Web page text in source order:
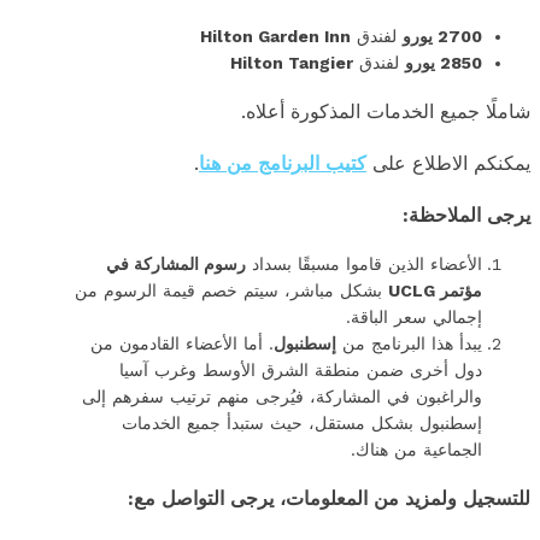
2700 يورو لفندق Hilton Garden Inn
2850 يورو
لفندق Hilton Tangier
شاملًا جميع الخدمات المذكورة أعلاه.
يمكنكم الاطلاع علىكتيب البرنامج من هنا.
يرجى الملاحظة:
الأعضاء الذين قاموا مسبقًا بسداد رسوم المشاركة في
مؤتمر UCLG
بشكل مباشر، سيتم خصم قيمة الرسوم من
إجمالي سعر الباقة.
يبدأ هذا البرنامج من إسطنبول. أما الأعضاء القادمون من
دول أخرى ضمن منطقة الشرق الأوسط وغرب آسيا
والراغبون في المشاركة، فيُرجى منهم ترتيب سفرهم إلى
إسطنبول بشكل مستقل، حيث ستبدأ جميع الخدمات
الجماعية من هناك.
للتسجيل ولمزيد من المعلومات، يرجى التواصل مع: